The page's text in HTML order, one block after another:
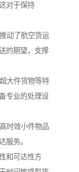
对于保持
动了航空货运
的期望，支撑
大件货物等特
专业的处理设
时效小件物品
服务。
和可达性方